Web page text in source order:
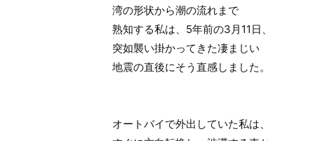
湾の形状から潮の流れまで
熟知する私は、5年前の3月11日、
突如襲い掛かってきた凄まじい
地震の直後にそう直感しました。
オートバイで外出していた私は、